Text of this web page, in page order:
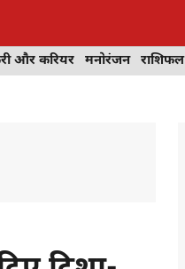
और करियर मनोरंजन राशिफल